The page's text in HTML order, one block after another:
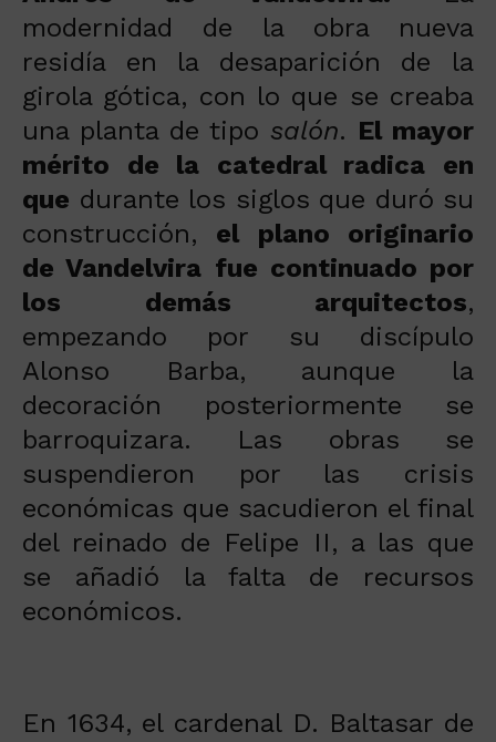
modernidad de la obra nueva
residía en la desaparición de la
girola gótica, con lo que se creaba
una planta de tipo salón. El mayor
mérito de la catedral radica en
que durante los siglos que duró su
construcción, el plano originario
de Vandelvira fue continuado por
los demás arquitectos,
empezando por su discípulo
Alonso Barba, aunque la
decoración posteriormente se
barroquizara. Las obras se
suspendieron por las crisis
económicas que sacudieron el final
del reinado de Felipe II, a las que
se añadió la falta de recursos
económicos.
En 1634, el cardenal D. Baltasar de